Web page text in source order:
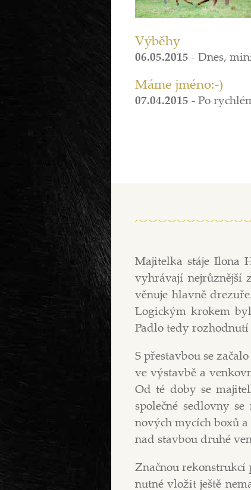
Výběhy
06.05.2015 -Dnes,
Máme jméno:-)
07.04.2015 -Po
Majitelka stáje Ilona
vyhrávají nejrůznější
věnuje hlavně
Logickým krokem
Padlo tedy
S přestavbou se
ve výstavbě a
Od té doby se
společné sedlovny
nových mycích boxů
nad stavbou druhé
Značnou
nutné vložit ještě